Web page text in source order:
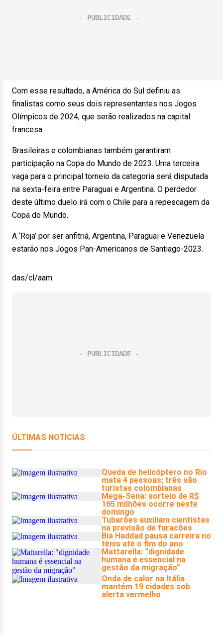
Com esse resultado, a América do Sul definiu as
finalistas como seus dois representantes nos Jogos
Olímpicos de 2024, que serão realizados na capital
francesa.
Brasileiras e colombianas também garantiram
participação na Copa do Mundo de 2023. Uma terceira
vaga para o principal torneio da categoria será disputada
na sexta-feira entre Paraguai e Argentina. O perdedor
deste último duelo irá com o Chile para a repescagem da
Copa do Mundo.
A ‘Roja’ por ser anfitriã, Argentina, Paraguai e Venezuela
estarão nos Jogos Pan-Americanos de Santiago-2023.
das/cl/aam